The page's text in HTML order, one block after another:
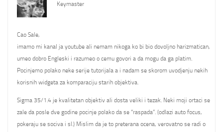
Keymaster
Cao Sale,
imamo mi kanal ja youtube ali nemam nikoga ko bi bio dovoljno harizmatican,
umeo dobro Engleski i razumeo o cemu govori a da mogu da ga platim.
Pocinjemo polako neke serije tutorijala a i nadam se skorom uvodjenju nekih
korisnih widgeta za komparaciju starih objektiva.
Sigma 35/1.4 je kvalitetan objektiv ali dosta veliki i tezak. Neki moji ortaci se
zale da posle dve godine pocinje polako da se “raspada”. (odlazi auto focus,
pokeraju se sociva i sl.) Mislim da je to preterana ocena, verovatno se radi o